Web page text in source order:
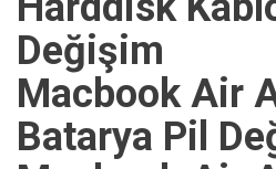
Değişim
Macbook Air
Batarya Pil